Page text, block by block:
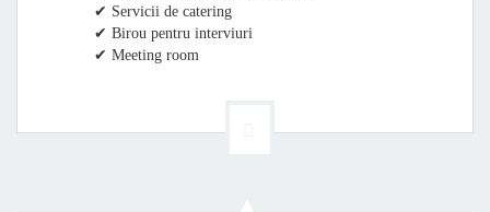
✔ Servicii de catering
✔ Birou pentru interviuri
✔ Meeting room